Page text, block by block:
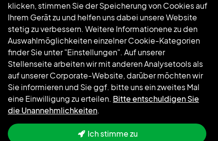
Folgen Sie uns
klicken, stimmen Sie der Speicherung von Cookies auf
Ihrem Gerät zu und helfen uns dabei unsere Website
stetig zu verbessern. Weitere Informationene zu den
Auswahlmöglichkeiten einzelner Cookie-Kategorien
finder Sie unter "Einstellungen". Auf unserer
Stellenseite arbeiten wir mit anderen Analysetools als
auf unserer Corporate-Website, darüber möchten wir
Sie informieren und Sie ggf. bitte uns ein zweites Mal
eine Einwilligung zu erteilen. Bitte entschuldigen Sie
die Unannehmlichkeiten.
Ich stimme zu